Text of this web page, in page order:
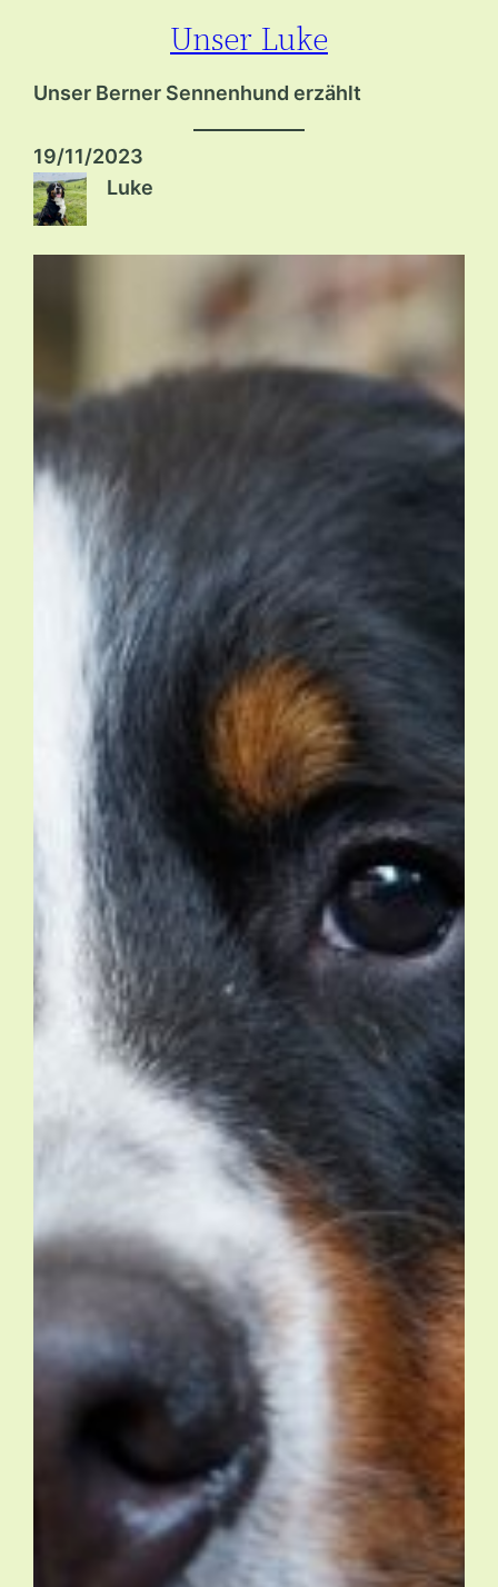
springen
Unser Luke
Unser Berner Sennenhund erzählt
19/11/2023
Luke